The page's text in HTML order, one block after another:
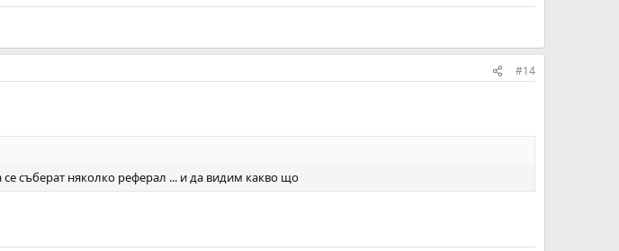
#14
се съберат няколко реферал ... и да видим какво що